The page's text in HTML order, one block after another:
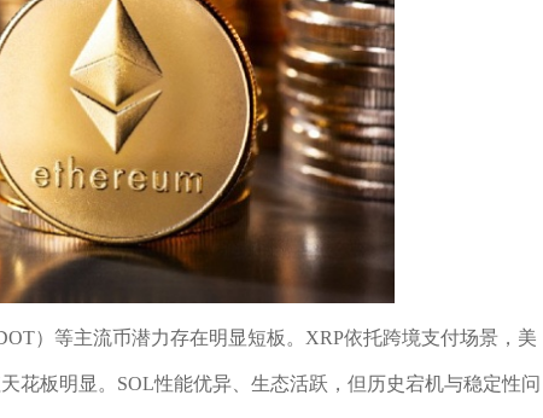
）等主流币潜力存在明显短板。XRP依托跨境支付场景，美
花板明显。SOL性能优异、生态活跃，但历史宕机与稳定性问